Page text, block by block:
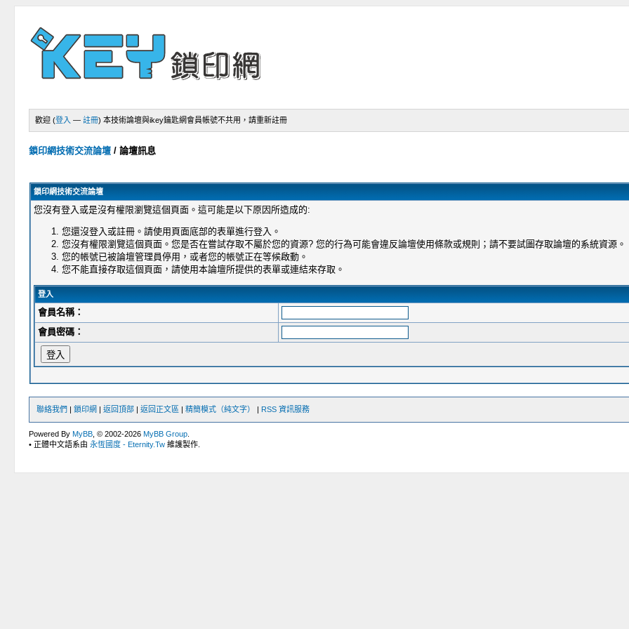
歡迎 (登入 —註冊) 本技術論壇與ikey鑰匙網會員帳號不共用，請重新註冊
鎖印網技術交流論壇 /論壇訊息
鎖印網技術交流論壇
您沒有登入或是沒有權限瀏覽這個頁面。這可能是以下原因所造成的:
您還沒登入或註冊。請使用頁面底部的表單進行登入。
您沒有權限瀏覽這個頁面。您是否在嘗試存取不屬於您的資源? 您的行為可能會違反論壇使用條款或規則；請不要試圖存取論壇的系統資源。
您的帳號已被論壇管理員停用，或者您的帳號正在等候啟動。
您不能直接存取這個頁面，請使用本論壇所提供的表單或連結來存取。
登入
會員名稱：
會員密碼：
聯絡我們 |鎖印網 |返回頂部 |返回正文區 |精簡模式（純文字） | RSS 資訊服務
Powered ByMyBB , © 2002-2026MyBB Group
• 正體中文語系由永恆國度 - Eternity.Tw 維護製作.